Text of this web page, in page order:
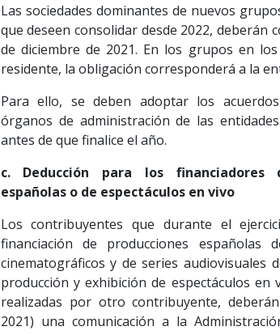
Las sociedades dominantes de nuevos
que deseen consolidar desde 2022, deberán
de diciembre de 2021. En los grupos en
residente, la obligación corresponderá a la
Para ello, se deben adoptar los
órganos de administración de las
antes de que finalice el año.
c. Deducción para los financiadores
españolas o de espectáculos en vivo
Los contribuyentes que durante el
financiación de producciones españolas
cinematográficos y de series audiovisuales
producción y exhibición de espectáculos en
realizadas por otro contribuyente,
2021) una comunicación a la